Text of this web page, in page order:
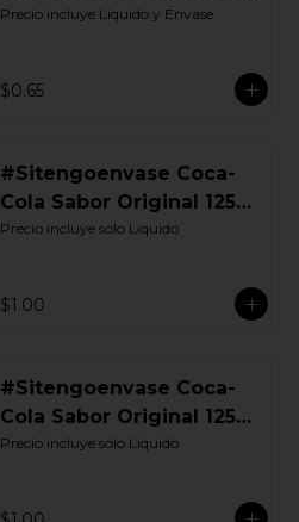
ML. Retornable
Precio incluye Liquido y Envase
$0.65
#Sitengoenvase Coca-
Cola Sabor Original 1250
ML. Retornable Gye
Precio incluye solo Liquido
$1.00
#Sitengoenvase Coca-
Cola Sabor Original 1250
ML. Retornable UIO
Precio incluye solo Liquido